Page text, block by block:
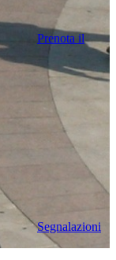
Prenota il
Segnalazioni